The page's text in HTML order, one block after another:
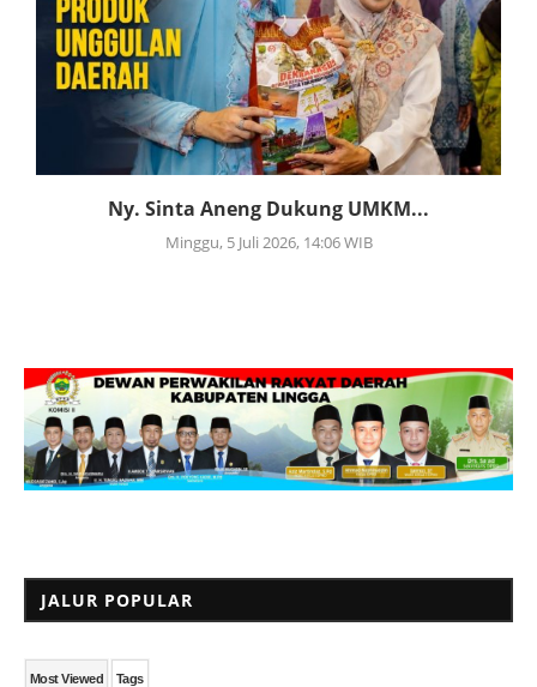
Ny. Sinta Aneng Dukung UMKM...
Minggu, 5 Juli 2026, 14:06 WIB
JALUR POPULAR
Most Viewed Tags